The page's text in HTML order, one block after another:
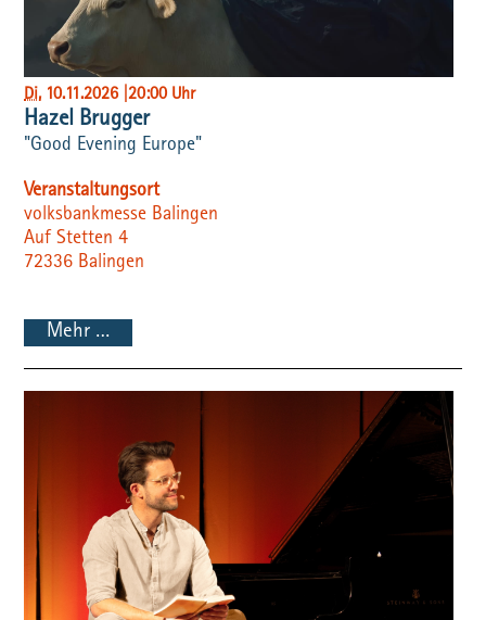
Di, 10.11.2026 |20:00 Uhr
Hazel Brugger
"Good Evening Europe"
Veranstaltungsort
volksbankmesse Balingen
Auf Stetten 4
72336 Balingen
Mehr …